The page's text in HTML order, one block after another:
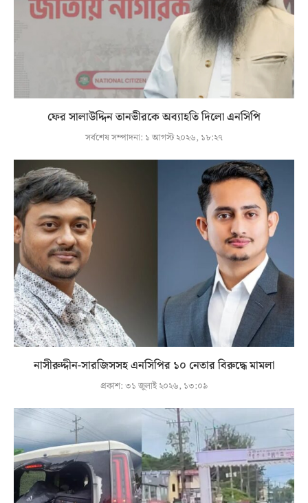
ফের সালাউদ্দিন তানভীরকে অব্যাহতি দিলো এনসিপি
সর্বশেষ সম্পাদনা: ১ আগস্ট ২০২৬, ১৮:২৭
নাসীরুদ্দীন-সারজিসসহ এনসিপির ১০ নেতার বিরুদ্ধে মামলা
প্রকাশ:৩১ জুলাই ২০২৬, ১৩:০৯